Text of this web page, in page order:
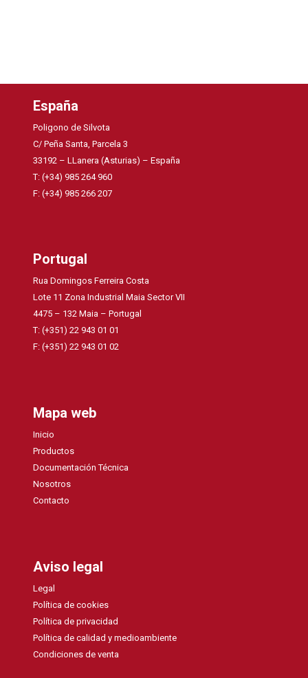
España
Poligono de Silvota
C/ Peña Santa, Parcela 3
33192 – LLanera (Asturias) – España
T: (+34) 985 264 960
F: (+34) 985 266 207
Portugal
Rua Domingos Ferreira Costa
Lote 11 Zona Industrial Maia Sector VII
4475 – 132 Maia – Portugal
T: (+351) 22 943 01 01
F: (+351) 22 943 01 02
Mapa web
Inicio
Productos
Documentación Técnica
Nosotros
Contacto
Aviso legal
Legal
Política de cookies
Política de privacidad
Política de calidad y medioambiente
Condiciones de venta